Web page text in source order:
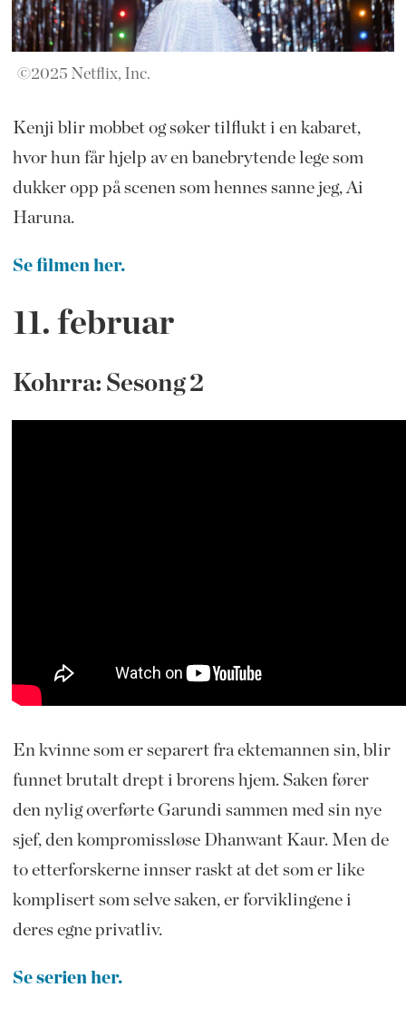
©2025 Netflix, Inc.
Kenji blir mobbet og søker tilflukt i en kabaret,
hvor hun får hjelp av en banebrytende lege som
dukker opp på scenen som hennes sanne jeg, Ai
Haruna.
Se filmen her.
11. februar
Kohrra: Sesong 2
En kvinne som er separert fra ektemannen sin, blir
funnet brutalt drept i brorens hjem. Saken fører
den nylig overførte Garundi sammen med sin nye
sjef, den kompromissløse Dhanwant Kaur. Men de
to etterforskerne innser raskt at det som er like
komplisert som selve saken, er forviklingene i
deres egne privatliv.
Se serien her.